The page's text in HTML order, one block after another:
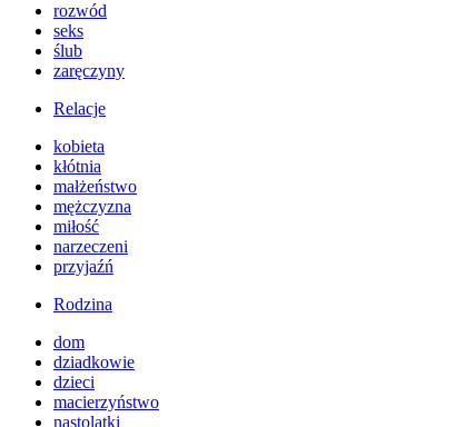
rozwód
seks
ślub
zaręczyny
Relacje
kobieta
kłótnia
małżeństwo
mężczyzna
miłość
narzeczeni
przyjaźń
Rodzina
dom
dziadkowie
dzieci
macierzyństwo
nastolatki